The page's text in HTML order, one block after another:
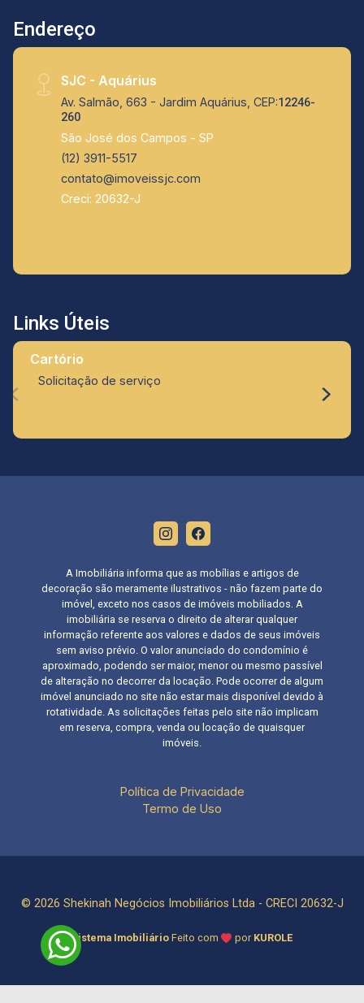
Endereço
SJC - Aquárius
Av. Salmão, 663 - Jardim Aquárius, CEP:12246-
260
São José dos Campos - SP
(12) 3911-5517
contato@imoveissjc.com
Creci: 20632-J
Links Úteis
Cartório
Solicitação de serviço
A Imobiliária informa que as mobílias e artigos de
decoração são meramente ilustrativos - não fazem parte do
imóvel, exceto nos casos de imóveis mobiliados. A
imobiliária se reserva o direito de alterar qualquer
informação referente aos valores e dados de seus imóveis
sem aviso prévio. O valor anunciado do condomínio é
aproximado, podendo ser maior, menor ou mesmo passível
de alteração no decorrer da locação. Pode ocorrer de algum
imóvel anunciado no site não estar mais disponível devido à
rotatividade. As solicitações feitas pelo site não implicam
em reserva, compra, venda ou locação de quaisquer
imóveis.
Política de Privacidade
Termo de Uso
© 2026 Shekinah Negócios Imobiliários Ltda - CRECI 20632-J
Sistema Imobiliário Feito com por KUROLE